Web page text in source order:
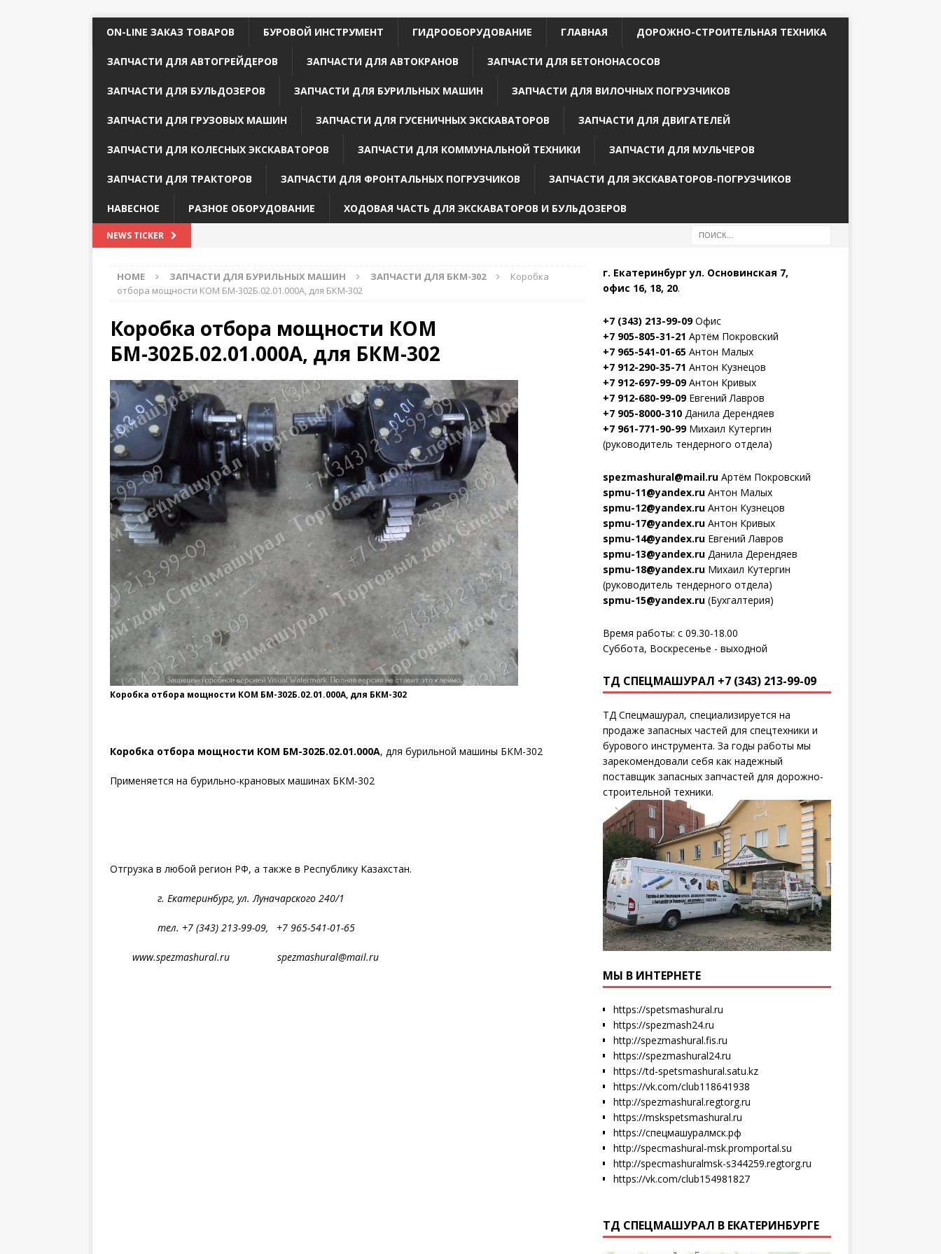
ON-LINE ЗАКАЗ ТОВАРОВ БУРОВОЙ ИНСТРУМЕНТ ГИДРООБОРУДОВАНИЕ ГЛАВНАЯ ДОРОЖНО-СТРОИТЕЛЬНАЯ ТЕХНИКА
ЗАПЧАСТИ ДЛЯ АВТОГРЕЙДЕРОВ ЗАПЧАСТИ ДЛЯ АВТОКРАНОВ ЗАПЧАСТИ ДЛЯ БЕТОНОНАСОСОВ
ЗАПЧАСТИ ДЛЯ БУЛЬДОЗЕРОВ ЗАПЧАСТИ ДЛЯ БУРИЛЬНЫХ МАШИН ЗАПЧАСТИ ДЛЯ ВИЛОЧНЫХ ПОГРУЗЧИКОВ
ЗАПЧАСТИ ДЛЯ ГРУЗОВЫХ МАШИН ЗАПЧАСТИ ДЛЯ ГУСЕНИЧНЫХ ЭКСКАВАТОРОВ ЗАПЧАСТИ ДЛЯ ДВИГАТЕЛЕЙ
ЗАПЧАСТИ ДЛЯ КОЛЕСНЫХ ЭКСКАВАТОРОВ ЗАПЧАСТИ ДЛЯ КОММУНАЛЬНОЙ ТЕХНИКИ ЗАПЧАСТИ ДЛЯ МУЛЬЧЕРОВ
ЗАПЧАСТИ ДЛЯ ТРАКТОРОВ ЗАПЧАСТИ ДЛЯ ФРОНТАЛЬНЫХ ПОГРУЗЧИКОВ ЗАПЧАСТИ ДЛЯ ЭКСКАВАТОРОВ-ПОГРУЗЧИКОВ
НАВЕСНОЕ РАЗНОЕ ОБОРУДОВАНИЕ ХОДОВАЯ ЧАСТЬ ДЛЯ ЭКСКАВАТОРОВ И БУЛЬДОЗЕРОВ
NEWS TICKER
HOME ЗАПЧАСТИ ДЛЯ БУРИЛЬНЫХ МАШИН ЗАПЧАСТИ ДЛЯ БКМ-302
Коробка
отбора мощности КОМ БМ-302Б.02.01.000А, для БКМ-302
Коробка отбора мощности КОМ
БМ-302Б.02.01.000А, для БКМ-302
Коробка отбора мощности КОМ БМ-302Б.02.01.000А, для БКМ-302
Коробка отбора мощности КОМ БМ-302Б.02.01.000А, для бурильной машины БКМ-302
Применяется на бурильно-крановых машинах БКМ-302
Отгрузка в любой регион РФ, а также в Республику Казахстан.
г. Екатеринбург, ул. Луначарского 240/1
тел. +7 (343) 213-99-09, +7 965-541-01-65
www.spezmashural.ru spezmashural@mail.ru
г. Екатеринбург ул. Основинская 7,
офис 16, 18, 20.
+7 (343) 213-99-09Офис
+7 905-805-31-21 Артём Покровский
+7 965-541-01-65Антон Малых
+7 912-290-35-71 Антон Кузнецов
+7 912-697-99-09Антон Кривых
+7 912-680-99-09Евгений Лавров
+7 905-8000-310Данила Дерендяев
+7 961-771-90-99Михаил Кутергин
(руководитель тендерного отдела)
spezmashural@mail.ruАртём Покровский
spmu-11@yandex.ruАнтон Малых
spmu-12@yandex.ruАнтон Кузнецов
spmu-17@yandex.ruАнтон Кривых
spmu-14@yandex.ruЕвгений Лавров
spmu-13@yandex.ruДанила Дерендяев
spmu-18@yandex.ruМихаил Кутергин
(руководитель тендерного отдела)
spmu-15@yandex.ru(Бухгалтерия)
Время работы: с 09.30-18.00
Суббота, Воскресенье - выходной
ТД СПЕЦМАШУРАЛ +7 (343) 213-99-09
ТД Спецмашурал, специализируется на
продаже запасных частей для спецтехники и
бурового инструмента. За годы работы мы
зарекомендовали себя как надежный
поставщик запасных запчастей для дорожно-
строительной техники.
МЫ В ИНТЕРНЕТЕ
https://spetsmashural.ru
https://spezmash24.ru
http://spezmashural.fis.ru
https://spezmashural24.ru
https://td-spetsmashural.satu.kz
https://vk.com/club118641938
http://spezmashural.regtorg.ru
https://mskspetsmashural.ru
https://спецмашуралмск.рф
http://specmashural-msk.promportal.su
http://specmashuralmsk-s344259.regtorg.ru
https://vk.com/club154981827
ТД СПЕЦМАШУРАЛ В ЕКАТЕРИНБУРГЕ